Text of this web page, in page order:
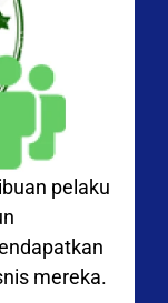
pelaku
mereka.